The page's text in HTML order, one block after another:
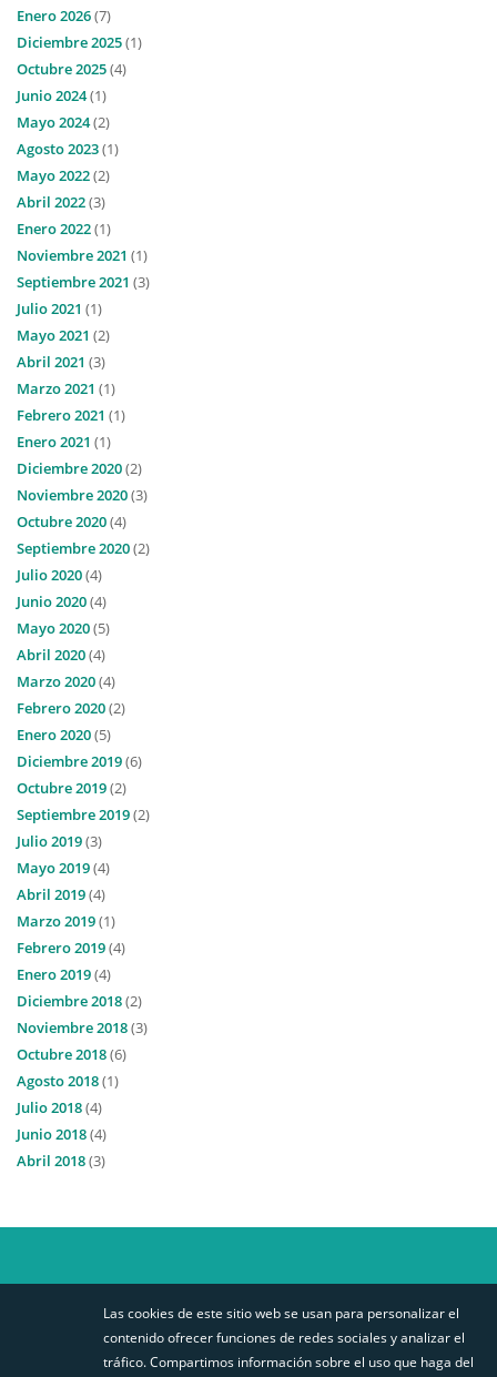
Enero 2026(7)
Diciembre 2025(1)
Octubre 2025(4)
Junio 2024(1)
Mayo 2024(2)
Agosto 2023(1)
Mayo 2022(2)
Abril 2022(3)
Enero 2022(1)
Noviembre 2021 (1)
Septiembre 2021 (3)
Julio 2021 (1)
Mayo 2021 (2)
Abril 2021 (3)
Marzo 2021 (1)
Febrero 2021 (1)
Enero 2021 (1)
Diciembre 2020(2)
Noviembre 2020(3)
Octubre 2020(4)
Septiembre 2020(2)
Julio 2020(4)
Junio 2020(4)
Mayo 2020(5)
Abril 2020(4)
Marzo 2020(4)
Febrero 2020(2)
Enero 2020(5)
Diciembre 2019(6)
Octubre 2019(2)
Septiembre 2019(2)
Julio 2019(3)
Mayo 2019(4)
Abril 2019(4)
Marzo 2019(1)
Febrero 2019(4)
Enero 2019(4)
Diciembre 2018(2)
Noviembre 2018(3)
Octubre 2018(6)
Agosto 2018(1)
Julio 2018(4)
Junio 2018(4)
Abril 2018(3)
STABILIT EUROPA
MAPA DE SITIO
AVISO DE PRIVACIDAD
SÍGUENOS
Las cookies de este sitio web se usan para personalizar el
contenido ofrecer funciones de redes sociales y analizar el
tráfico. Compartimos información sobre el uso que haga del